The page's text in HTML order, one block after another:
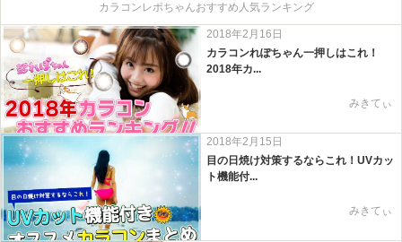
カラコンレポちゃんおすすめ人気ランキング
2018年2月16日
カラコンれぽちゃん一押しはこれ！
2018年カ...
みきてぃ
2018年2月15日
目の日焼け対策するならこれ！UVカッ
ト機能付...
みきてぃ